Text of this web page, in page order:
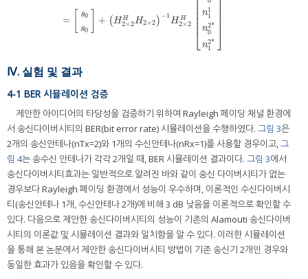
=
s0
s0
+ (H H
2×2H2×2 ) −1
H H
2×2
⎣
⎢⎢⎢⎢⎢
n1
1
n2*
0
n2*
1
⎦
⎥⎥⎥⎥⎥
Ⅳ. 실험 및 결과
4-1 BER 시뮬레이션 검증
제안한 아이디어의 타당성을 검증하기 위하여 Rayleigh 페이딩 채널 환경에
서 송신다이버시티의 BER(bit error rate) 시뮬레이션을 수행하였다. 그림 3은
2개의 송신안테나(nTx=2)와 1개의 수신안테나(nRx=1)를 사용할 경우이고,그
림 4는 송수신 안테나가 각각 2개일 때, BER 시뮬레이션 결과이다. 그림 3에서
송신다이버시티효과는 일반적으로 알려진 바와 같이 송신 다이버시티가 없는
경우보다 Rayleigh 페이딩 환경에서 성능이 우수하며, 이론적인 수신다이버시
티(송신안테나 1개, 수신안테나 2개)에 비해 3 dB 낮음을 이론적으로 확인할 수
있다. 다음으로 제안한 송신다이버시티의 성능이 기존의 Alamouti 송신다이버
시티의 이론값 및 시뮬레이션 결과와 일치함을 알 수 있다. 이러한 시뮬레이션
을 통해 본 논문에서 제안한 송신다이버시티 방법이 기존 송신기 2개인 경우와
동일한 효과가 있음을 확인할 수 있다.